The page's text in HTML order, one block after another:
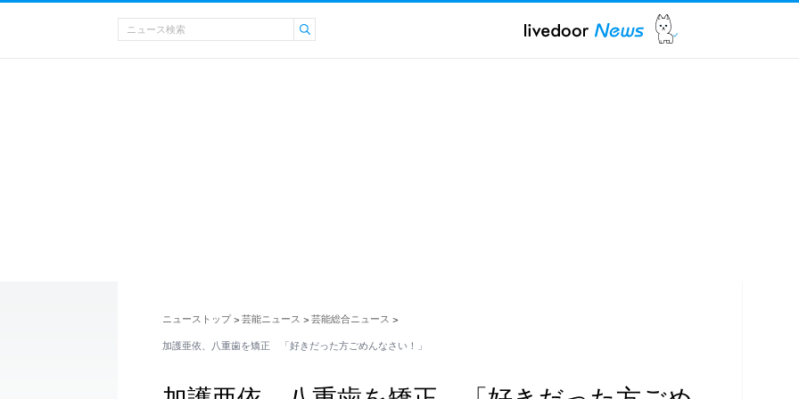
ニューストップ > 芸能ニュース > 芸能総合ニュース >
加護亜依、八重歯を矯正 「好きだった方ごめんなさい！」